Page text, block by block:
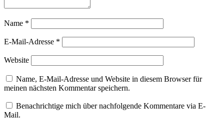
Name *
E-Mail-Adresse *
Website
Name, E-Mail-Adresse und Website in diesem Browser für
meinen nächsten Kommentar speichern.
Benachrichtige mich über nachfolgende Kommentare via E-
Mail.